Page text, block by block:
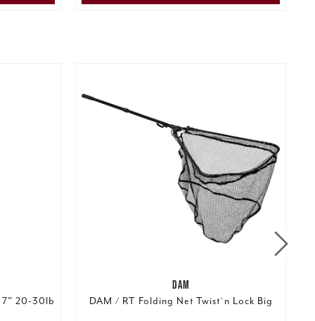
7" 20-30lb
DAM
DAM / RT Folding Net Twist`n Lock Big